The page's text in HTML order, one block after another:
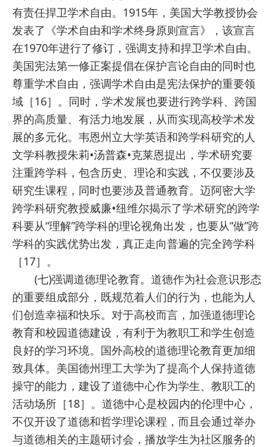
有责任捍卫学术自由。1915年，美国大学教授协会
发表了《学术自由和学术终身原则宣言》，该宣言
在1970年进行了修订，强调支持和捍卫学术自由。
美国宪法第一修正案提倡在保护言论自由的同时也
尊重学术自由，强调学术自由是宪法保护的重要领
域［16］。同时，学术发展也要进行跨学科、跨国
界的高质量、有活力地发展，从而实现高校学术发
展的多元化。韦恩州立大学英语和跨学科研究的人
文学科教授朱莉•汤普森•克莱恩提出，学术研究要
注重跨学科，包含历史、理论和实践，不仅要涉及
研究生课程，同时也要涉及普通教育。迈阿密大学
跨学科研究教授威廉•纽维尔揭示了学术研究的跨学
科要从“理解”跨学科的理论视角出发，也要从“做”跨
学科的实践优势出发，真正走向普遍的完全跨学科
［17］。
(七)强调道德理论教育。道德作为社会意识形态
的重要组成部分，既规范着人们的行为，也能为人
们创造幸福和快乐。对于高校而言，加强道德理论
教育和校园道德建设，有利于为教职工和学生创造
良好的学习环境。国外高校的道德理论教育更加细
致具体。美国德州理工大学为了提高个人保持道德
操守的能力，建设了道德中心作为学生、教职工的
活动场所［18］。道德中心是校园内的伦理中心，
不仅开设了道德和哲学理论课程，而且会通过举办
与道德相关的主题研讨会，播放学生为社区服务的